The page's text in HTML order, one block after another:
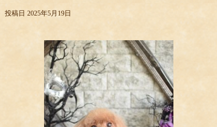
投稿日 2025年5月19日